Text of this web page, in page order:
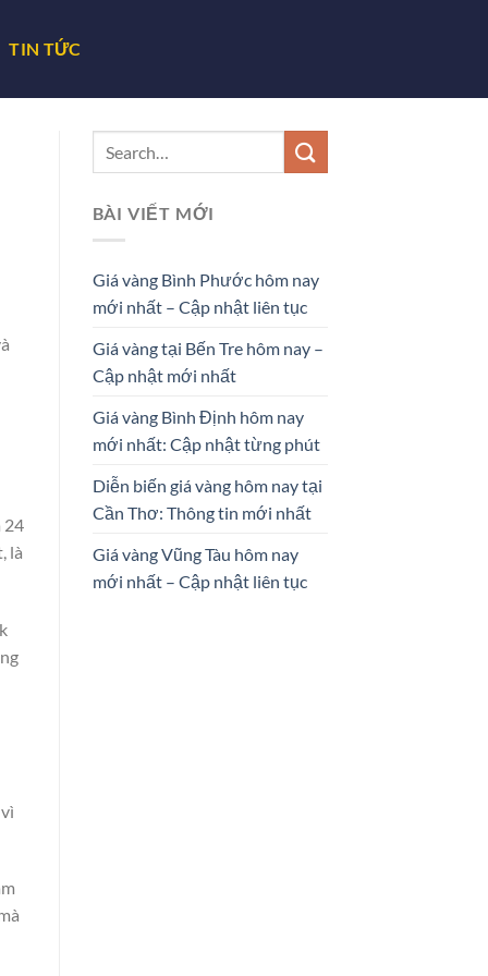
TIN TỨC
24
là
BÀI VIẾT MỚI
Giá vàng Bình Phước hôm nay
mới nhất – Cập nhật liên tục
Giá vàng tại Bến Tre hôm nay –
Cập nhật mới nhất
Giá vàng Bình Định hôm nay
mới nhất: Cập nhật từng phút
Diễn biến giá vàng hôm nay tại
Cần Thơ: Thông tin mới nhất
Giá vàng Vũng Tàu hôm nay
mới nhất – Cập nhật liên tục